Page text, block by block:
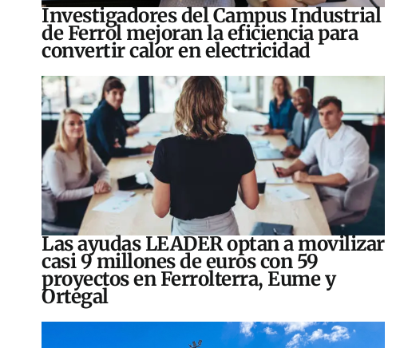
Investigadores del Campus Industrial
de Ferrol mejoran la eficiencia para
convertir calor en electricidad
Las ayudas LEADER optan a movilizar
casi 9 millones de euros con 59
proyectos en Ferrolterra, Eume y
Ortegal